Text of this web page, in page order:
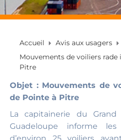
Accueil
Avis aux usagers
Mouvements de voiliers
Pitre
Objet : Mouvements de
de Pointe à Pitre
La capitainerie du
Guadeloupe informe